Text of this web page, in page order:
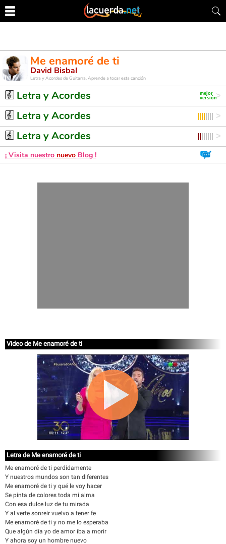
Me enamoré de ti
David Bisbal
Letra y Acordes de Guitarra. Aprende a tocar esta canción
Letra y Acordes
Letra y Acordes
Letra y Acordes
¡ Visita nuestro nuevo Blog !
Video de Me enamoré de ti
Letra de Me enamoré de ti
Me enamoré de ti perdidamente
Y nuestros mundos son tan diferentes
Me enamoré de ti y qué le voy hacer
Se pinta de colores toda mi alma
Con esa dulce luz de tu mirada
Y al verte sonreír vuelvo a tener fe
Me enamoré de ti y no me lo esperaba
Que algún día yo de amor iba a morir
Y ahora soy un hombre nuevo